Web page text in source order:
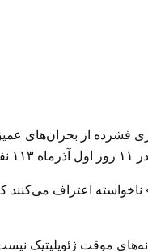
جهش درواقع تصویری فشرده
اعتراف می‌کنند
موقت ژئوپلیتیک